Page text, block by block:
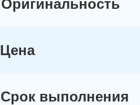
Оригинальность
Цена
Срок выполнения